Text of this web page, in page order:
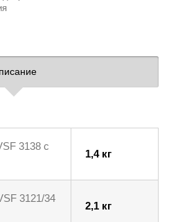
3138 с
1,4 кг
3121/34
2,1 кг